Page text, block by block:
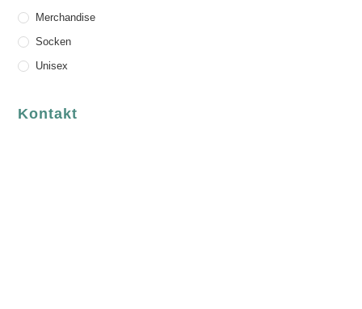
Merchandise
Socken
Unisex
Kontakt